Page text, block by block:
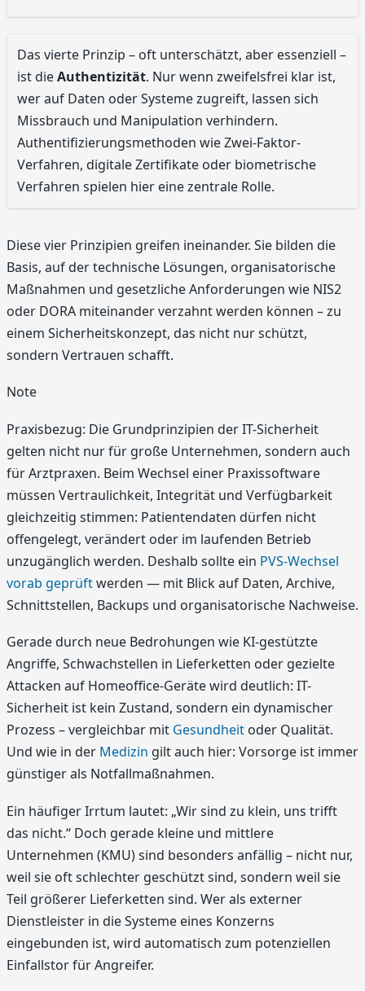
Das vierte Prinzip – oft unterschätzt, aber essenziell –
ist dieAuthentizität. Nur wenn zweifelsfrei klar ist,
wer auf Daten oder Systeme zugreift, lassen sich
Missbrauch und Manipulation verhindern.
Authentifizierungsmethoden wie Zwei-Faktor-
Verfahren, digitale Zertifikate oder biometrische
Verfahren spielen hier eine zentrale Rolle.
Diese vier Prinzipien greifen ineinander. Sie bilden die
Basis, auf der technische Lösungen, organisatorische
Maßnahmen und gesetzliche Anforderungen wie NIS2
oder DORA miteinander verzahnt werden können – zu
einem Sicherheitskonzept, das nicht nur schützt,
sondern Vertrauen schafft.
Note
Praxisbezug: Die Grundprinzipien der IT-Sicherheit
gelten nicht nur für große Unternehmen, sondern auch
für Arztpraxen. Beim Wechsel einer Praxissoftware
müssen Vertraulichkeit, Integrität und Verfügbarkeit
gleichzeitig stimmen: Patientendaten dürfen nicht
offengelegt, verändert oder im laufenden Betrieb
unzugänglich werden. Deshalb sollte ein PVS-Wechsel
vorab geprüftwerden — mit Blick auf Daten, Archive,
Schnittstellen, Backups und organisatorische Nachweise.
Gerade durch neue Bedrohungen wie KI-gestützte
Angriffe, Schwachstellen in Lieferketten oder gezielte
Attacken auf Homeoffice-Geräte wird deutlich: IT-
Sicherheit ist kein Zustand, sondern ein dynamischer
Prozess – vergleichbar mit Gesundheit oder Qualität.
Und wie in der Medizin gilt auch hier: Vorsorge ist immer
günstiger als Notfallmaßnahmen.
Ein häufiger Irrtum lautet: „Wir sind zu klein, uns trifft
das nicht.“ Doch gerade kleine und mittlere
Unternehmen (KMU) sind besonders anfällig – nicht nur,
weil sie oft schlechter geschützt sind, sondern weil sie
Teil größerer Lieferketten sind. Wer als externer
Dienstleister in die Systeme eines Konzerns
eingebunden ist, wird automatisch zum potenziellen
Einfallstor für Angreifer.